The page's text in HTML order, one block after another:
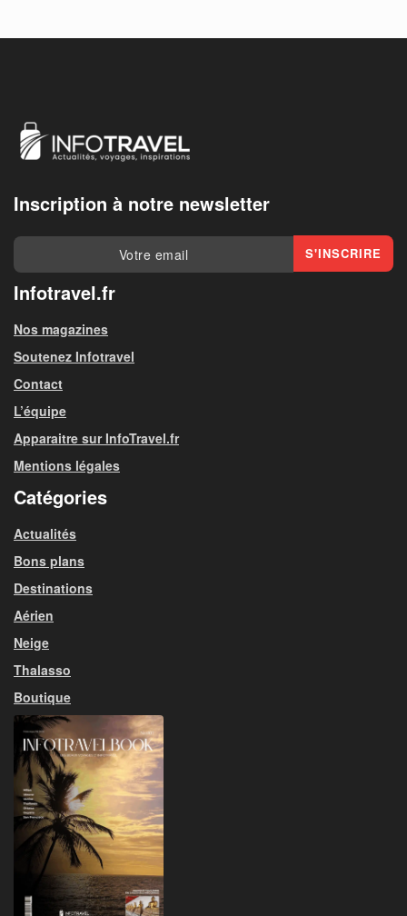
Inscription à notre newsletter
Infotravel.fr
Nos magazines
Soutenez Infotravel
Contact
L’équipe
Apparaitre sur InfoTravel.fr
Mentions légales
Catégories
Actualités
Bons plans
Destinations
Aérien
Neige
Thalasso
Boutique